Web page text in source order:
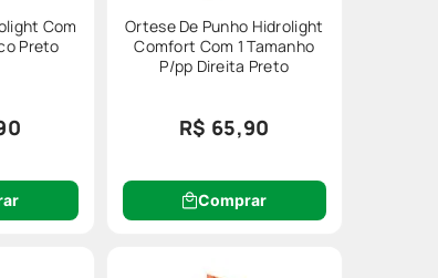
Com
Preto
Ortese De Punho Hidrolight
Comfort Com 1 Tamanho
P/pp Direita Preto
R$ 65,90
Comprar